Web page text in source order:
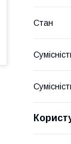
Стан